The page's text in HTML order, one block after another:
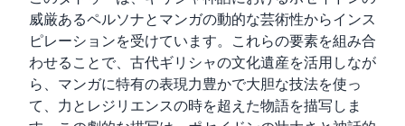
威厳あるペルソナとマンガの動的な芸術性からインス
ピレーションを受けています。これらの要素を組み合
わせることで、古代ギリシャの文化遺産を活用しなが
ら、マンガに特有の表現力豊かで大胆な技法を使っ
て、力とレジリエンスの時を超えた物語を描写しま